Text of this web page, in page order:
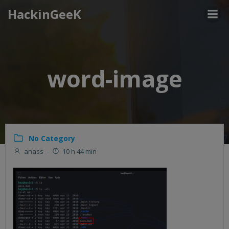
HackinGeeK
word-image
No Category
anass - 10 h 44 min